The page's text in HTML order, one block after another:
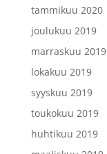
tammikuu 2020
joulukuu 2019
marraskuu 2019
lokakuu 2019
syyskuu 2019
toukokuu 2019
huhtikuu 2019